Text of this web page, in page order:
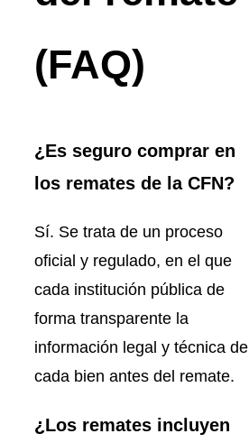
(FAQ)
¿Es seguro comprar en
los remates de la CFN?
Sí. Se trata de un proceso
oficial y regulado, en el que
cada institución pública de
forma transparente la
información legal y técnica de
cada bien antes del remate.
¿Los remates incluyen